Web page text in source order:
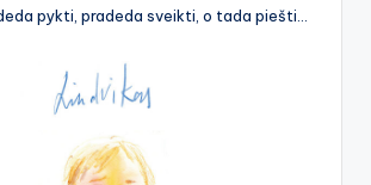
pykti, pradeda sveikti, o tada piešti…